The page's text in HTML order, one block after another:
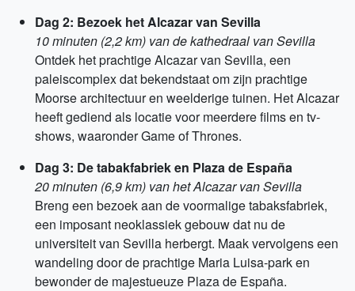
Dag 2: Bezoek het Alcazar van Sevilla
10 minuten (2,2 km) van de kathedraal van Sevilla
Ontdek het prachtige Alcazar van Sevilla, een
paleiscomplex dat bekendstaat om zijn prachtige
Moorse architectuur en weelderige tuinen. Het Alcazar
heeft gediend als locatie voor meerdere films en tv-
shows, waaronder Game of Thrones.
Dag 3: De tabakfabriek en Plaza de España
20 minuten (6,9 km) van het Alcazar van Sevilla
Breng een bezoek aan de voormalige tabaksfabriek,
een imposant neoklassiek gebouw dat nu de
universiteit van Sevilla herbergt. Maak vervolgens een
wandeling door de prachtige Maria Luisa-park en
bewonder de majestueuze Plaza de España.